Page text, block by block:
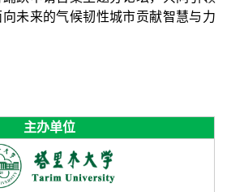
未来的气候韧性城市贡献智慧与力
主办单位